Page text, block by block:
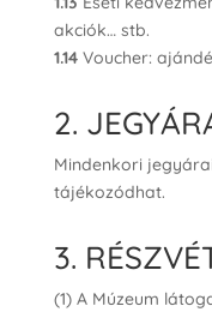
akciók… stb.
1.14Voucher:
2.
Mindenkori
tájékozódhat.
3.
(1) A Múzeum